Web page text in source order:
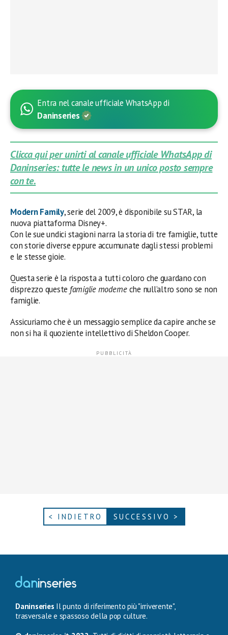
Entra nel canale ufficiale WhatsApp di
Daninseries
Clicca qui per unirti al canale ufficiale WhatsApp di
Daninseries: tutte le news in un unico posto sempre
con te.
Modern Family, serie del 2009, è disponibile su STAR, la
nuova piattaforma Disney+.
Con le sue undici stagioni narra la storia di tre famiglie, tutte
con storie diverse eppure accumunate dagli stessi problemi
e le stesse gioie.
Questa serie è la risposta a tutti coloro che guardano con
disprezzo queste famiglie moderneche null’altro sono se non
famiglie.
Assicuriamo che è un messaggio semplice da capire anche se
non si ha il quoziente intellettivo di Sheldon Cooper.
< INDIETRO SUCCESSIVO >
Daninseries Il punto di riferimento più "irriverente",
trasversale e spassoso della pop culture.